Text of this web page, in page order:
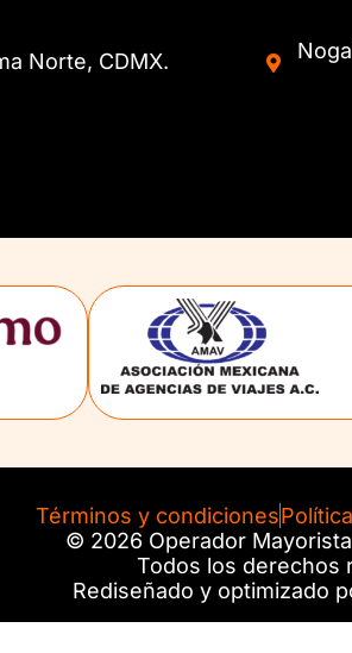
Norte, CDMX.
Términos y condiciones
© 2026 Operador
Todos los derechos
Rediseñado y optimizado